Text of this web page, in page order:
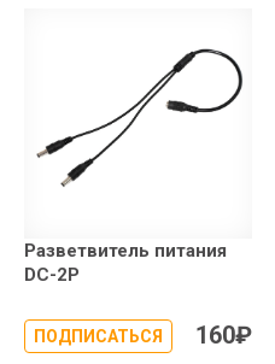
Разветвитель питания
DC-2P
ПОДПИСАТЬСЯ 160₽